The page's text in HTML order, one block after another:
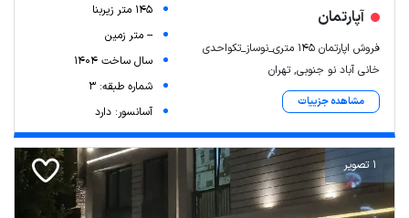
آپارتمان
فروش اپارتمان ۱۴۵ متری_نوساز_تکواحدی
خانی آباد نو جنوبی, تهران
مشاهده جزییات
145 متر زیربنا
-- متر زمین
سال ساخت 1404
شماره طبقه: 3
آسانسور: دارد
1 تصویر